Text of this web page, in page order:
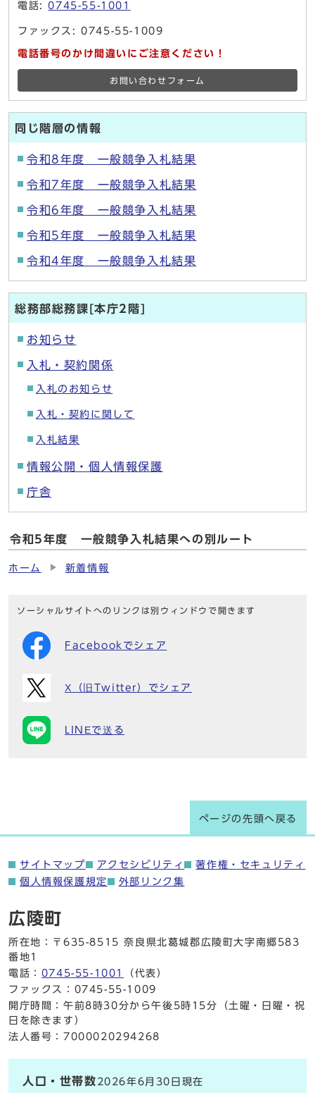
電話:0745-55-1001
ファックス: 0745-55-1009
電話番号のかけ間違いにご注意ください！
お問い合わせフォーム
同じ階層の情報
令和8年度 一般競争入札結果
令和7年度 一般競争入札結果
令和6年度 一般競争入札結果
令和5年度 一般競争入札結果
令和4年度 一般競争入札結果
総務部総務課[本庁2階]
お知らせ
入札・契約関係
入札のお知らせ
入札・契約に関して
入札結果
情報公開・個人情報保護
庁舎
令和5年度 一般競争入札結果への別ルート
ホーム 新着情報
ソーシャルサイトへのリンクは別ウィンドウで開きます
Facebookでシェア
X（旧Twitter）でシェア
LINEで送る
ページの先頭へ戻る
サイトマップ アクセシビリティ
著作権・セキュリティ
個人情報保護規定
外部リンク集
広陵町
所在地：〒635-8515 奈良県北葛城郡広陵町大字南郷583
番地1
電話： 0745-55-1001
（代表）
ファックス：0745-55-1009
開庁時間：午前8時30分から午後5時15分（土曜・日曜・祝
日を除きます）
法人番号：7000020294268
人口・世帯数 2026年6月30日現在